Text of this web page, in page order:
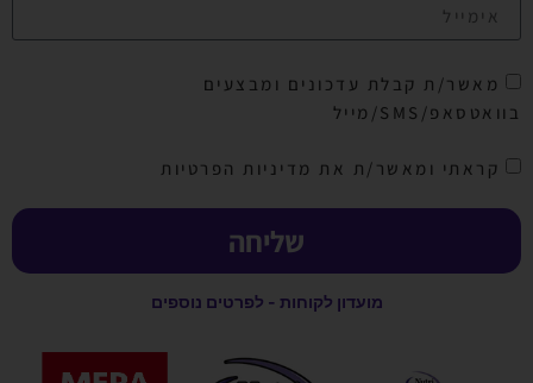
מאשר/ת קבלת עדכונים ומבצעים
בוואטסאפ/SMS/מייל
קראתי ומאשר/ת את מדיניות הפרטיות
שליחה
מועדון לקוחות - לפרטים נוספים